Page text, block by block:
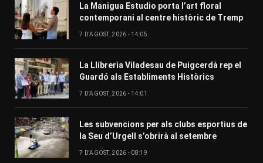
La Manigua Estudio porta l’art floral
contemporani al centre històric de Tremp
7 D'AGOST, 2026 - 14:05
La Llibreria Viladesau de Puigcerdà rep el
Guardó als Establiments Històrics
7 D'AGOST, 2026 - 14:01
Les subvencions per als clubs esportius de
la Seu d’Urgell s’obrirà al setembre
7 D'AGOST, 2026 - 08:19